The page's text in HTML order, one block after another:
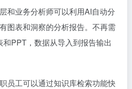
和业务分析师可以利用AI自动分
图表和洞察的分析报告。不再需
PPT，数据从导入到报告输出
职员工可以通过知识库检索功能快